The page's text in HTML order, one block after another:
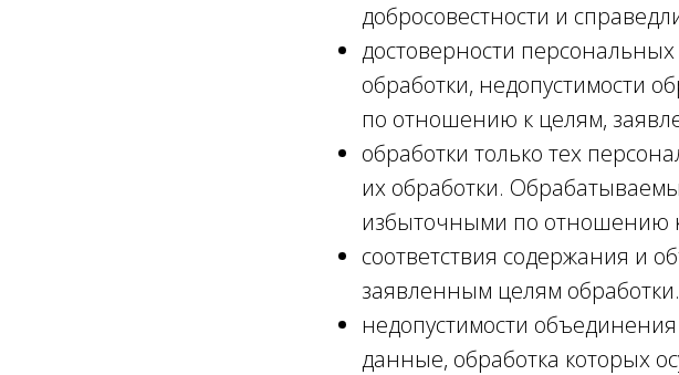
добросовестности и
достоверности
обработки, недопустимости
по отношению к целям,
обработки только тех
их обработки.
избыточными по отношению
соответствия содержания и
заявленным целям обработки.
недопустимости
данные, обработка которых